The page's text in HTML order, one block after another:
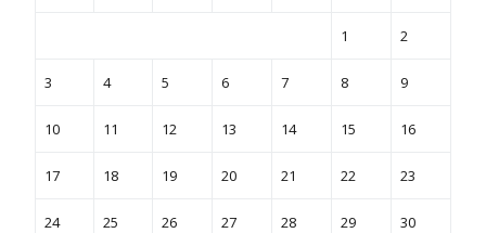
1 2
3 4 5 6 7 8 9
10 11 12 13 14 15 16
17 18 19 20 21 22 23
24 25 26 27 28 29 30